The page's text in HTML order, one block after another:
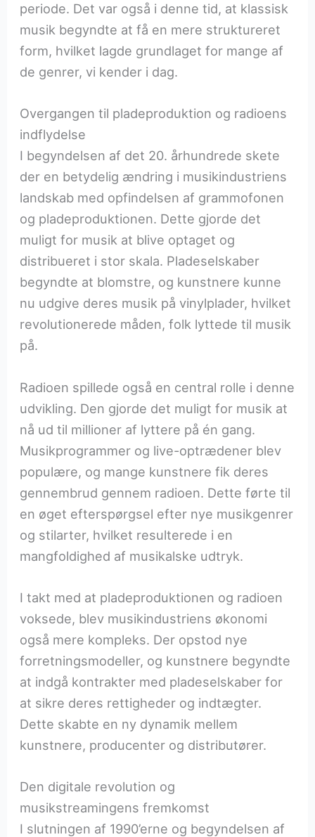
periode. Det var også i denne tid, at klassisk
musik begyndte at få en mere struktureret
form, hvilket lagde grundlaget for mange af
de genrer, vi kender i dag.
Overgangen til pladeproduktion og radioens
indflydelse
I begyndelsen af det 20. århundrede skete
der en betydelig ændring i musikindustriens
landskab med opfindelsen af grammofonen
og pladeproduktionen. Dette gjorde det
muligt for musik at blive optaget og
distribueret i stor skala. Pladeselskaber
begyndte at blomstre, og kunstnere kunne
nu udgive deres musik på vinylplader, hvilket
revolutionerede måden, folk lyttede til musik
på.
Radioen spillede også en central rolle i denne
udvikling. Den gjorde det muligt for musik at
nå ud til millioner af lyttere på én gang.
Musikprogrammer og live-optrædener blev
populære, og mange kunstnere fik deres
gennembrud gennem radioen. Dette førte til
en øget efterspørgsel efter nye musikgenrer
og stilarter, hvilket resulterede i en
mangfoldighed af musikalske udtryk.
I takt med at pladeproduktionen og radioen
voksede, blev musikindustriens økonomi
også mere kompleks. Der opstod nye
forretningsmodeller, og kunstnere begyndte
at indgå kontrakter med pladeselskaber for
at sikre deres rettigheder og indtægter.
Dette skabte en ny dynamik mellem
kunstnere, producenter og distributører.
Den digitale revolution og
musikstreamingens fremkomst
I slutningen af 1990’erne og begyndelsen af